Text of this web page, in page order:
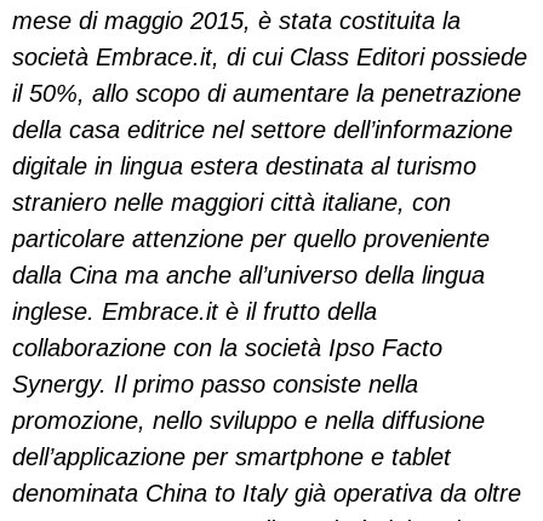
mese di maggio 2015, è stata costituita la
società Embrace.it, di cui Class Editori possiede
il 50%, allo scopo di aumentare la penetrazione
della casa editrice nel settore dell’informazione
digitale in lingua estera destinata al turismo
straniero nelle maggiori città italiane, con
particolare attenzione per quello proveniente
dalla Cina ma anche all’universo della lingua
inglese. Embrace.it è il frutto della
collaborazione con la società Ipso Facto
Synergy. Il primo passo consiste nella
promozione, nello sviluppo e nella diffusione
dell’applicazione per smartphone e tablet
denominata China to Italy già operativa da oltre